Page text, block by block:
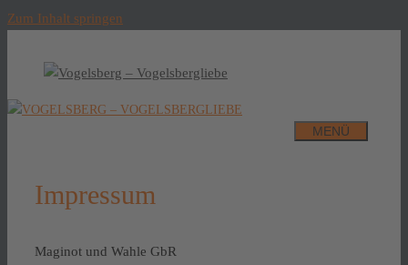
Zum Inhalt springen
MENÜ
Impressum
Maginot und Wahle GbR